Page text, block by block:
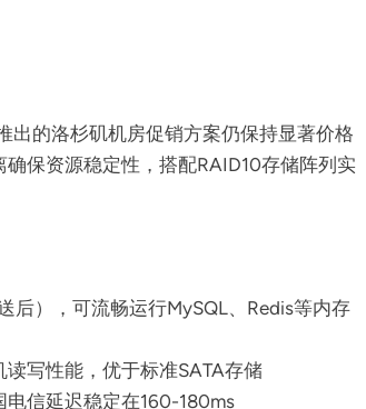
的洛杉矶机房促销方案仍保持显著价格
保资源稳定性，搭配RAID10存储阵列实
后），可流畅运行MySQL、Redis等内存
读写性能，优于标准SATA存储
电信延迟稳定在160-180ms